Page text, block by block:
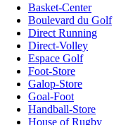
Basket-Center
Boulevard du Golf
Direct Running
Direct-Volley
Espace Golf
Foot-Store
Galop-Store
Goal-Foot
Handball-Store
House of Rugby